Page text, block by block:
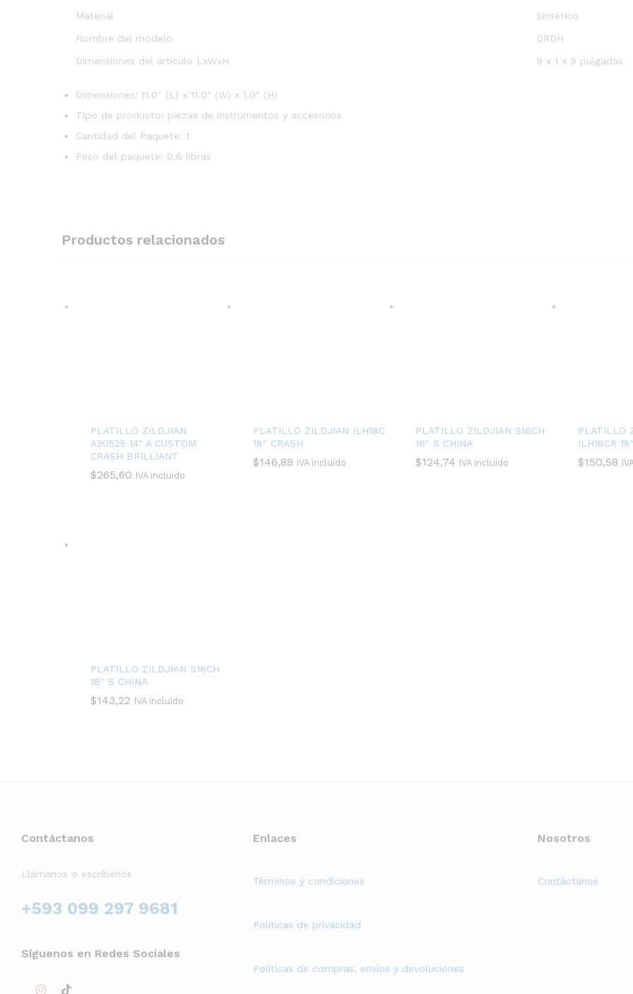
Material
Sintético
Nombre del modelo
DRDH
Dimensiones del artículo LxWxH
9 x 1 x 9 pulgadas
Dimensiones: 11.0″ (L) x 11.0″ (W) x 1.0″ (H)
Tipo de producto: piezas de instrumentos y accesorios
Cantidad del Paquete: 1
Peso del paquete: 0.6 libras
Productos relacionados
PLATILLO ZILDJIAN
A20525 14″ A CUSTOM
CRASH BRILLIANT
$265,60 IVA incluido
PLATILLO ZILDJIAN ILH18C
18″ CRASH
$146,88 IVA incluido
PLATILLO ZILDJIAN S16CH
16″ S CHINA
$124,74 IVA incluido
PLATILLO
ILH18CR
$150,58
PLATILLO ZILDJIAN S18CH
18″ S CHINA
$143,22 IVA incluido
Contáctanos
Llámanos o escríbenos
+593 099 297 9681
Síguenos en Redes Sociales
Enlaces
Términos y condiciones
Políticas de privacidad
Políticas de compras, envíos y devoluciones
Nosotros
Contáctanos